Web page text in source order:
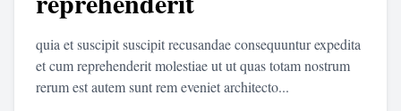
quia et suscipit suscipit recusandae consequuntur expedita
et cum reprehenderit molestiae ut ut quas totam nostrum
rerum est autem sunt rem eveniet architecto...